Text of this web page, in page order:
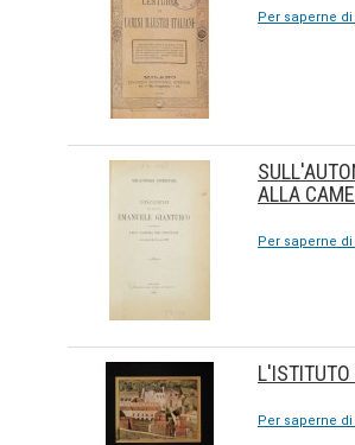
Per saperne di
ALLA
Per saperne di
Per saperne di